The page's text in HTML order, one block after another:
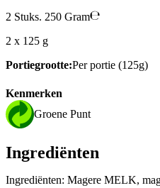
2 Stuks. 250 Gram
2 x 125 g
Portiegrootte:Per portie (125g)
Kenmerken
Groene Punt
Ingrediënten
Ingrediënten: Magere MELK,